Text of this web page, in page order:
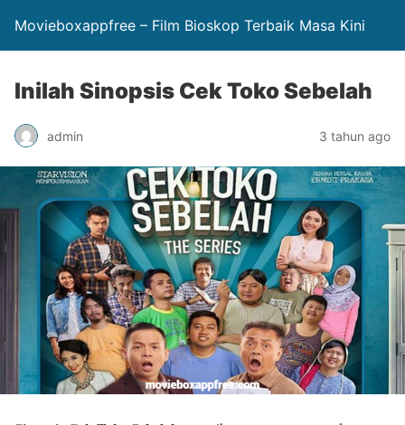
Movieboxappfree – Film Bioskop Terbaik Masa Kini
Inilah Sinopsis Cek Toko Sebelah
admin 3 tahun ago